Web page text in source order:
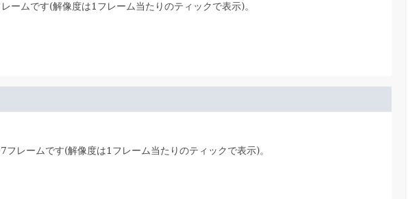
ムです(解像度は1フレーム当たりのティックで表示)。
レームです(解像度は1フレーム当たりのティックで表示)。